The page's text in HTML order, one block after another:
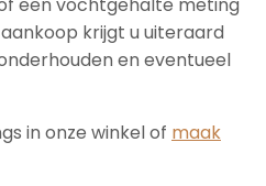
een vochtgehalte meting
krijgt u uiteraard
en eventueel
in onze winkel of maak